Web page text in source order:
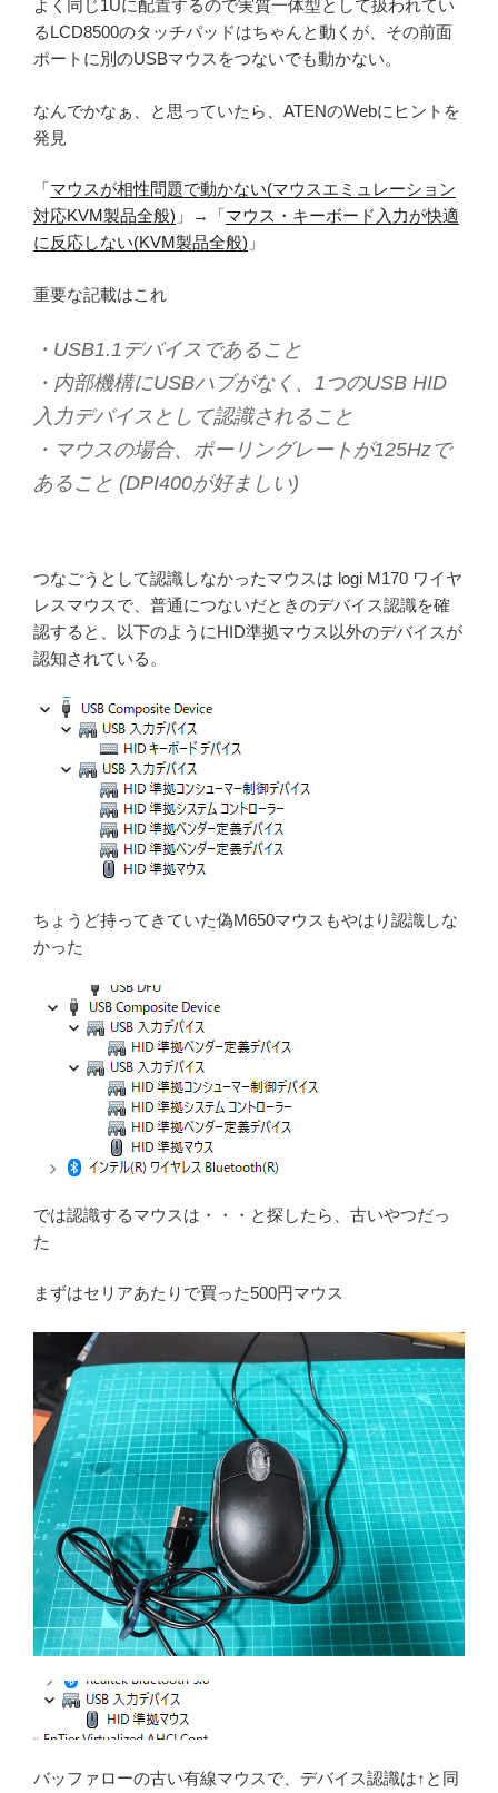
よく同じ1Uに配置するので実質一体型として扱われてい
るLCD8500のタッチパッドはちゃんと動くが、その前面
ポートに別のUSBマウスをつないでも動かない。
なんでかなぁ、と思っていたら、ATENのWebにヒントを
発見
「マウスが相性問題で動かない(マウスエミュレーション
対応KVM製品全般) 」→「マウス・キーボード入力が快適
に反応しない(KVM製品全般) 」
重要な記載はこれ
・USB1.1デバイスであること
・内部機構にUSBハブがなく、1つのUSB HID
入力デバイスとして認識されること
・マウスの場合、ポーリングレートが125Hzで
あること (DPI400が好ましい)
つなごうとして認識しなかったマウスは logi M170 ワイヤ
レスマウスで、普通につないだときのデバイス認識を確
認すると、以下のようにHID準拠マウス以外のデバイスが
認知されている。
ちょうど持ってきていた偽M650マウスもやはり認識しな
かった
では認識するマウスは・・・と探したら、古いやつだっ
た
まずはセリアあたりで買った500円マウス
バッファローの古い有線マウスで、デバイス認識は↑と同